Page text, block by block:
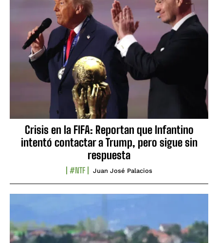
Crisis en la FIFA: Reportan que Infantino
intentó contactar a Trump, pero sigue sin
respuesta
#NTF Juan José Palacios